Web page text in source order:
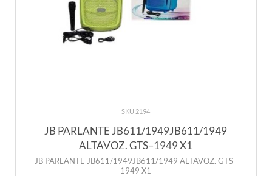
SKU 2194
JB PARLANTE JB611/1949JB611/1949
ALTAVOZ. GTS–1949 X1
JB PARLANTE JB611/1949JB611/1949 ALTAVOZ. GTS–
1949 X1